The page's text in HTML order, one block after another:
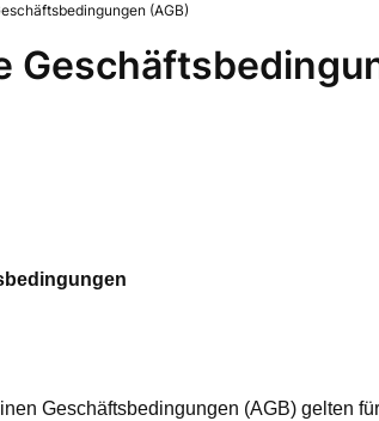
(AGB)
Geschäftsbedingungen (AGB) gelten